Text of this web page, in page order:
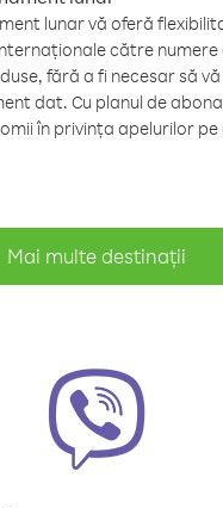
lunar vă oferă
către numere
fără a fi necesar să
dat. Cu planul de
în privința apelurilor pe
Mai multe destinații